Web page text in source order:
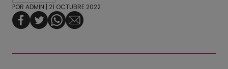
POR ADMIN | 21 OCTUBRE 2022